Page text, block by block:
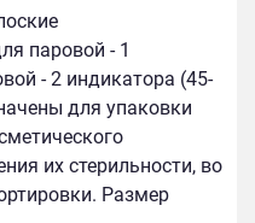
паровой - 1
- 2 индикатора (45-
для упаковки
их стерильности, во
Размер